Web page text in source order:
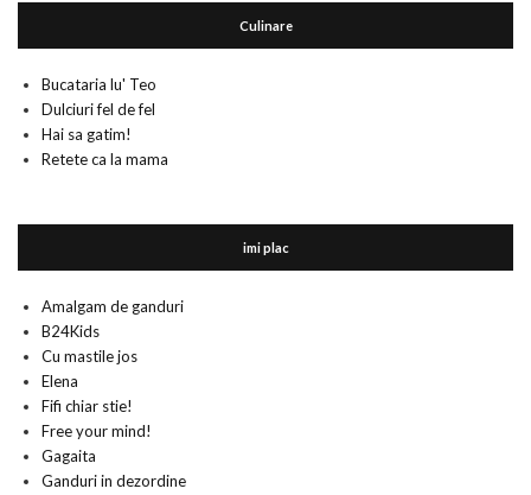
Culinare
Bucataria lu' Teo
Dulciuri fel de fel
Hai sa gatim!
Retete ca la mama
imi plac
Amalgam de ganduri
B24Kids
Cu mastile jos
Elena
Fifi chiar stie!
Free your mind!
Gagaita
Ganduri in dezordine